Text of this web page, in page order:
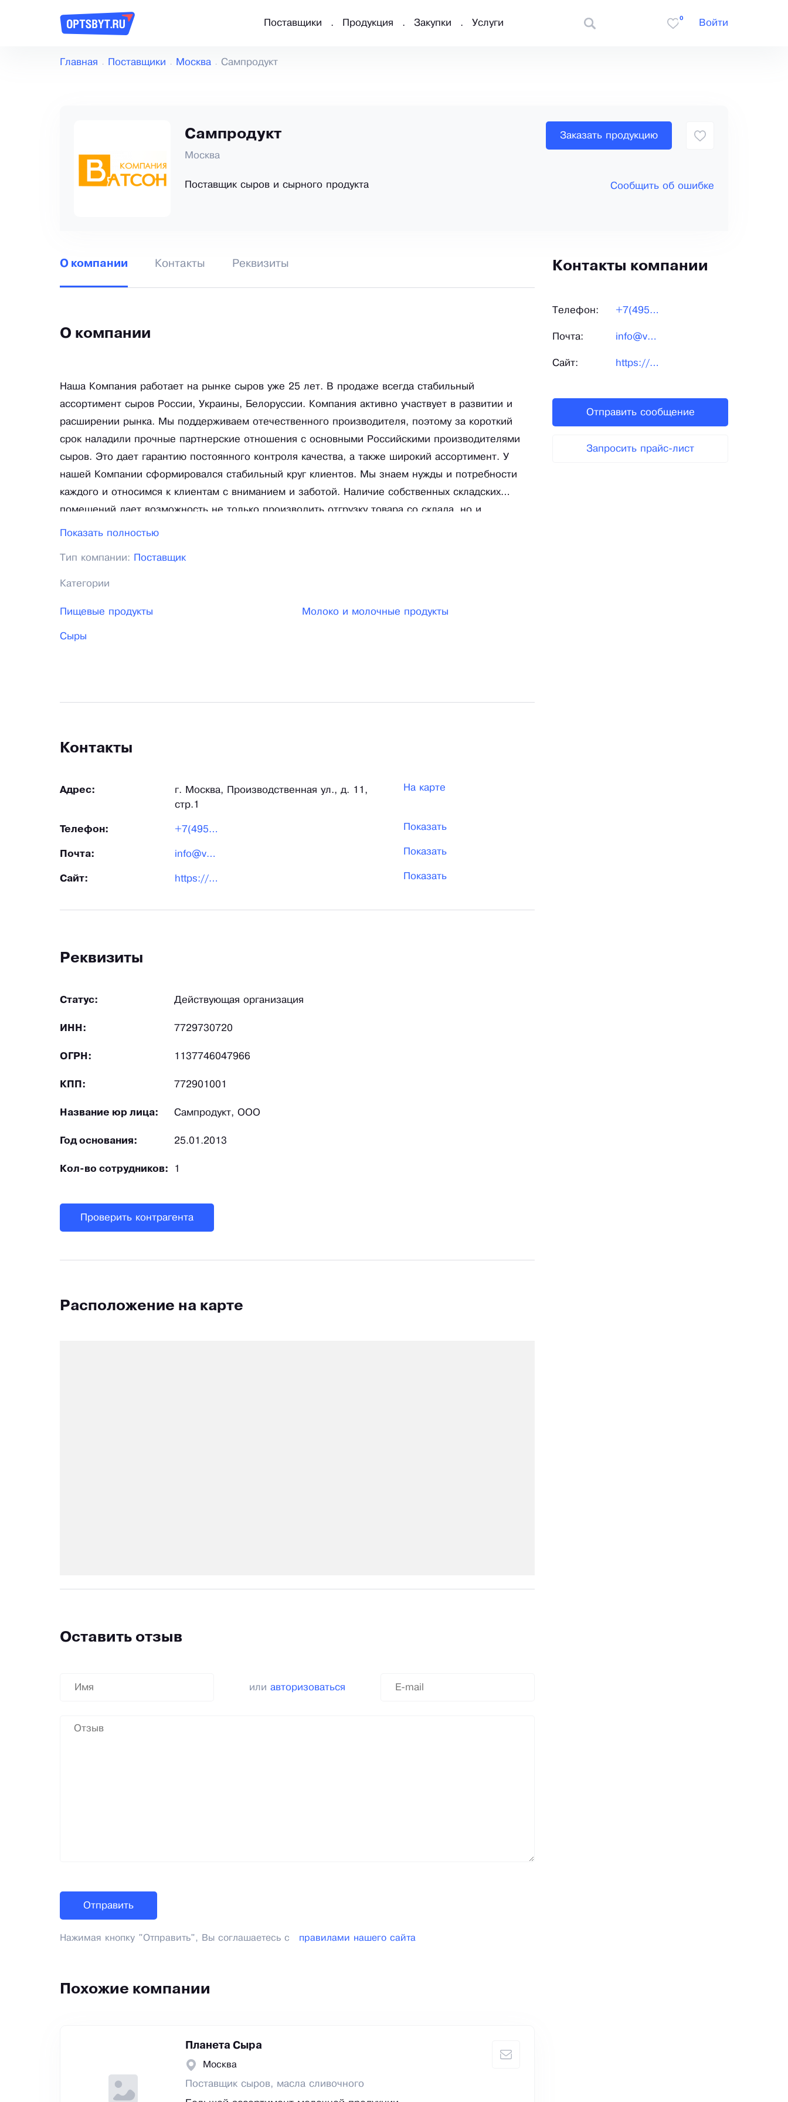
Поставщики Продукция Закупки Услуги
0
Войти
Главная Поставщики Москва Сампродукт
Сампродукт
Москва
Поставщик сыров и сырного продукта
Заказать продукцию
Сообщить об ошибке
О компании Контакты Реквизиты
О компании
Наша Компания работает на рынке сыров уже 25 лет. В продаже всегда стабильный
ассортимент сыров России, Украины, Белоруссии. Компания активно участвует в развитии и
расширении рынка. Мы поддерживаем отечественного производителя, поэтому за короткий
срок наладили прочные партнерские отношения с основными Российскими производителями
сыров. Это дает гарантию постоянного контроля качества, а также широкий ассортимент. У
нашей Компании сформировался стабильный круг клиентов. Мы знаем нужды и потребности
каждого и относимся к клиентам с вниманием и заботой. Наличие собственных складских
помещений дает возможность не только производить отгрузку товара со склада, но и
осуществлять доставку клиентам. Для Вашего удобства предусмотрены различные формы
взаимовыгодным и приятным. С нами удобно работать.
Показать полностью
Тип компании: Поставщик
Категории
Пищевые продукты Молоко и молочные продукты
Сыры
Контакты
Адрес:
г. Москва, Производственная ул., д. 11,
стр.1
На карте
Телефон: +7(495)504-13-90 Показать
Почта: info@vatson.ru Показать
Сайт: https://vatson.ru/ Показать
Реквизиты
Статус: Действующая организация
ИНН: 7729730720
ОГРН: 1137746047966
КПП: 772901001
Название юр лица: Сампродукт, ООО
Год основания: 25.01.2013
Кол-во сотрудников: 1
Проверить контрагента
Расположение на карте
Оставить отзыв
или авторизоваться
Нажимая кнопку "Отправить", Вы соглашаетесь с правилами нашего сайта
Похожие компании
Планета Сыра
Москва
Поставщик сыров, масла сливочного
Контакты компании
Телефон: +7(495)504-13-90
Почта: info@vatson.ru
Сайт: https://vatson.ru/
Отправить сообщение
Запросить прайс-лист